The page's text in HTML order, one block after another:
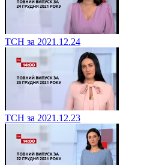
ТСН за 2021.12.24
ТСН за 2021.12.23